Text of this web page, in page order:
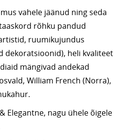
vahele jäänud ning seda
rõhku pandud
ruumikujundus
dekoratsioonid), heli kvaliteet
mängivad andekad
William French (Norra),
Elegantne, nagu ühele õigele